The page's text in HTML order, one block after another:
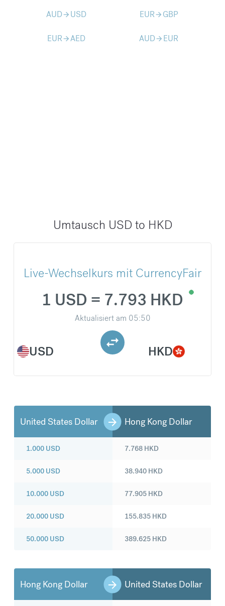
AUDarrow_forward USD EURarrow_forward GBP
EURarrow_forwardAED AUDarrow_forward EUR
Umtausch USD to HKD
Live-Wechselkurs mit CurrencyFair
USD
1 USD = 7.793 HKD
Aktualisiert am 05:50
HKD
United States Dollar Hong Kong Dollar
1.000 USD
5.000 USD
10.000 USD
20.000 USD
50.000 USD
7.768 HKD
38.940 HKD
77.905 HKD
155.835 HKD
389.625 HKD
Hong Kong Dollar United States Dollar